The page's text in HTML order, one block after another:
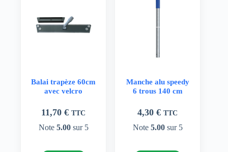
Balai trapèze 60cm
avec velcro
11,70€ TTC
Note 5.00sur 5
Manche alu speedy
6 trous 140 cm
4,30€ TTC
Note 5.00sur 5